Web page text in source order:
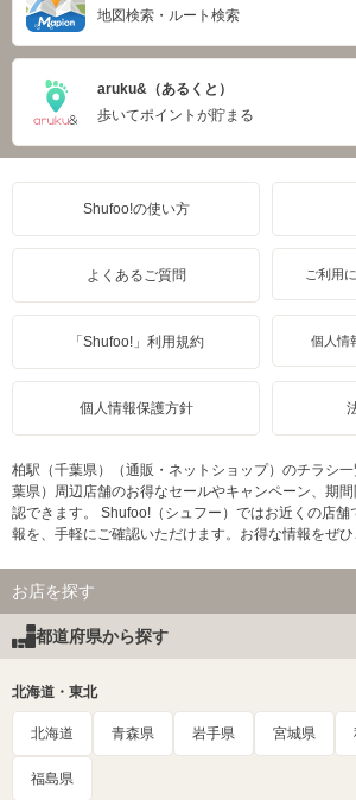
地図検索・ルート検索
aruku&（あるくと）
歩いてポイントが貯まる
Shufoo!の使い方
よくあるご質問 ご利用
「Shufoo!」利用規約 個人情
個人情報保護方針
柏駅（千葉県）（通販・ネットショップ）のチラシ
葉県）周辺店舗のお得なセールやキャンペーン、期
認できます。 Shufoo!（シュフー）ではお近くの店
報を、手軽にご確認いただけます。お得な情報をぜひ
お店を探す
都道府県から探す
北海道・東北
北海道 青森県 岩手県 宮城県
福島県